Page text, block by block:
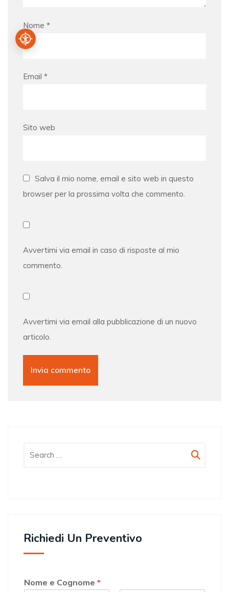
Nome *
Email *
Sito web
Salva il mio nome, email e sito web in questo
browser per la prossima volta che commento.
Avvertimi via email in caso di risposte al mio
commento.
Avvertimi via email alla pubblicazione di un nuovo
articolo.
Richiedi Un Preventivo
Nome e Cognome *